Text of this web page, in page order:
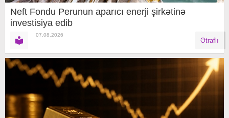
Neft Fondu Perunun aparıcı enerji şirkətinə
investisiya edib
07.08.2026
Ətraflı